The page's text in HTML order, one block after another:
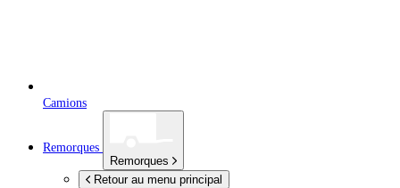
Camions
Remorques
Remorques
Retour au menu principal